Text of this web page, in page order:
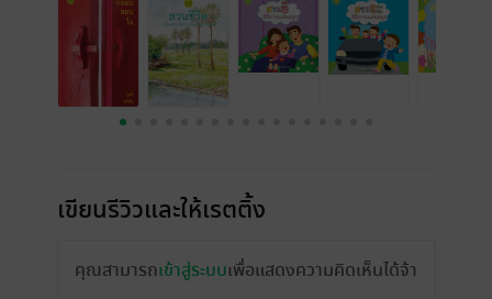
เขียนรีวิวและให้เรตติ้ง
คุณสามารถเข้าสู่ระบบเพื่อแสดงความคิดเห็นได้จ้า